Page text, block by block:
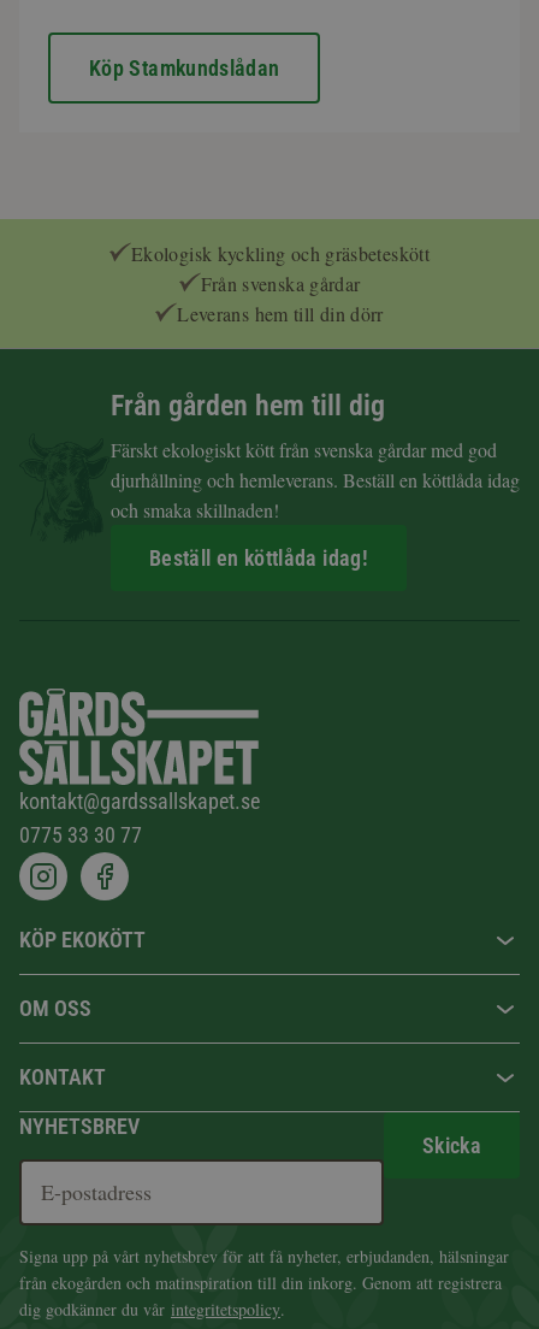
Köp Stamkundslådan
Ekologisk kyckling och gräsbeteskött
Från svenska gårdar
Leverans hem till din dörr
Från gården hem till dig
Färskt ekologiskt kött från svenska gårdar med god
djurhållning och hemleverans. Beställ en köttlåda idag
och smaka skillnaden!
Beställ en köttlåda idag!
kontakt@gardssallskapet.se
0775 33 30 77
KÖP EKOKÖTT
OM OSS
KONTAKT
NYHETSBREV
Skicka
Signa upp på vårt nyhetsbrev för att få nyheter, erbjudanden, hälsningar
från ekogården och matinspiration till din inkorg. Genom att registrera
dig godkänner du vår integritetspolicy.